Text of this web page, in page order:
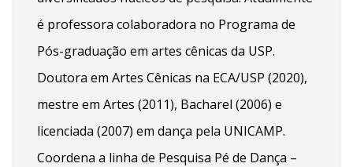
é professora colaboradora no Programa de
Pós-graduação em artes cênicas da USP.
Doutora em Artes Cênicas na ECA/USP (2020),
mestre em Artes (2011), Bacharel (2006) e
licenciada (2007) em dança pela UNICAMP.
Coordena a linha de Pesquisa Pé de Dança –